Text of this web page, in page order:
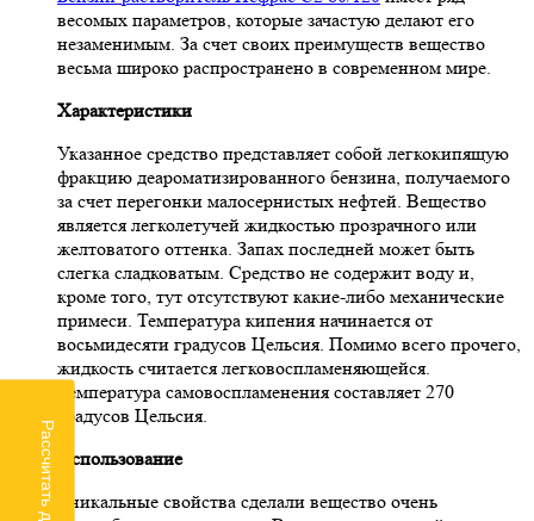
весомых параметров, которые зачастую делают его
незаменимым. За счет своих преимуществ вещество
весьма широко распространено в современном мире.
Характеристики
Указанное средство представляет собой легкокипящую
фракцию деароматизированного бензина, получаемого
за счет перегонки малосернистых нефтей. Вещество
является легколетучей жидкостью прозрачного или
желтоватого оттенка. Запах последней может быть
слегка сладковатым. Средство не содержит воду и,
кроме того, тут отсутствуют какие-либо механические
примеси. Температура кипения начинается от
восьмидесяти градусов Цельсия. Помимо всего прочего,
жидкость считается легковоспламеняющейся.
Температура самовоспламенения составляет 270
градусов Цельсия.
Использование
Уникальные свойства сделали вещество очень